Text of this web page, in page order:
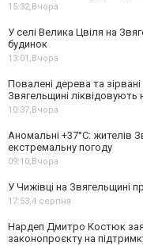
15:32, Вчора
У селі Велика Цвіля на
будинок
13:01, Вчора
Повалені дерева та
Звягельщині ліквідовують
10:37, Вчора
Аномальні +37°C: жителів
екстремальну погоду
09:10, Вчора
У Чижівці на Звягельщині
17:53,4 серпня
Нардеп Дмитро Костюк
законопроєкту на